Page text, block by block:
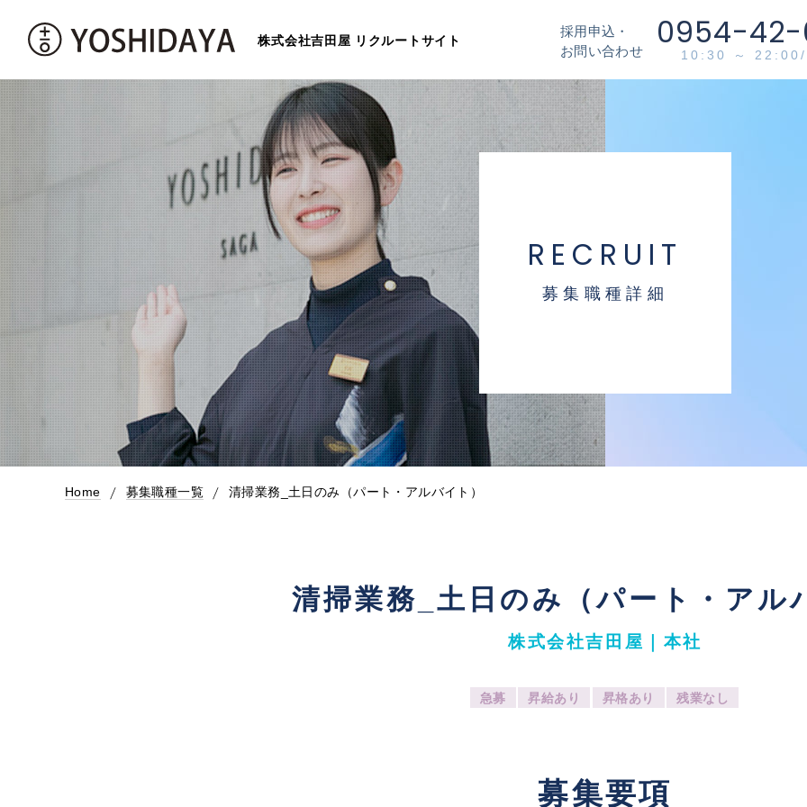
株式会社吉田屋 リクルートサイト
採用申込・
お問い合わせ
0954-
10:30 ～ 22:00/
RECRUIT
募集職種詳細
Home 募集職種一覧 清掃業務_土日のみ（パート・アルバイト）
清掃業務_土日のみ（パート・アル
株式会社吉田屋｜本社
急募 昇給あり 昇格あり 残業なし
募集要項